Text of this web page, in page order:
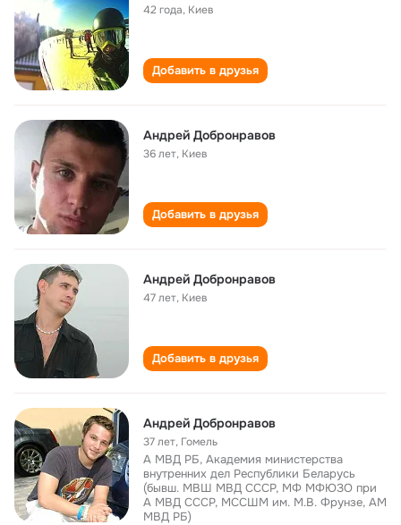
42 года, Киев
Добавить в друзья
Андрей Добронравов
36 лет, Киев
Добавить в друзья
Андрей Добронравов
47 лет, Киев
Добавить в друзья
Андрей Добронравов
37 лет, Гомель
А МВД РБ, Академия министерства
внутренних дел Республики Беларусь
(бывш. МВШ МВД СССР, МФ МФЮЗО при
А МВД СССР, МССШМ им. М.В. Фрунзе, АМ
МВД РБ)